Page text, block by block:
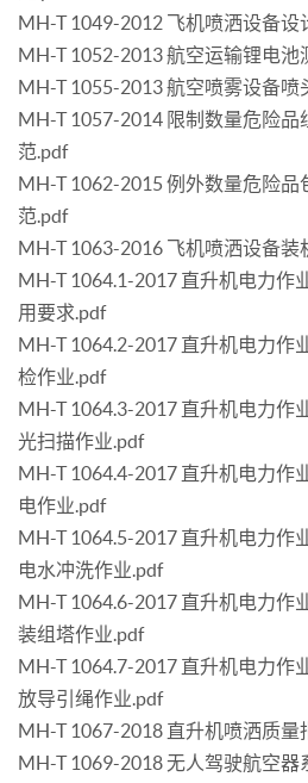
MH-T 1049-2012 飞机喷洒设备设
MH-T 1052-2013 航空运输锂电池
MH-T 1055-2013 航空喷雾设备喷
MH-T 1057-2014 限制数量危险
范.pdf
MH-T 1062-2015 例外数量危险
范.pdf
MH-T 1063-2016 飞机喷洒设备装
MH-T 1064.1-2017 直升机电力作
用要求.pdf
MH-T 1064.2-2017 直升机电力作
检作业.pdf
MH-T 1064.3-2017 直升机电力作
光扫描作业.pdf
MH-T 1064.4-2017 直升机电力作
电作业.pdf
MH-T 1064.5-2017 直升机电力作
电水冲洗作业.pdf
MH-T 1064.6-2017 直升机电力作
装组塔作业.pdf
MH-T 1064.7-2017 直升机电力作
放导引绳作业.pdf
MH-T 1067-2018 直升机喷洒质量
MH-T 1069-2018 无人驾驶航空器